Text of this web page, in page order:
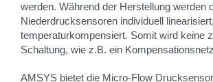
werden. Während der Herstellung werden
Niederdrucksensoren individuell
temperaturkompensiert. Somit wird keine
Schaltung, wie z.B. ein
AMSYS bietet die Micro-Flow